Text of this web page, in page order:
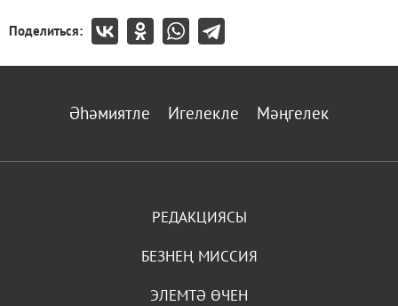
Поделиться:
Әһәмиятле Игелекле Мәңгелек
РЕДАКЦИЯСЫ
БЕЗНЕҢ МИССИЯ
ЭЛЕМТӘ ӨЧЕН